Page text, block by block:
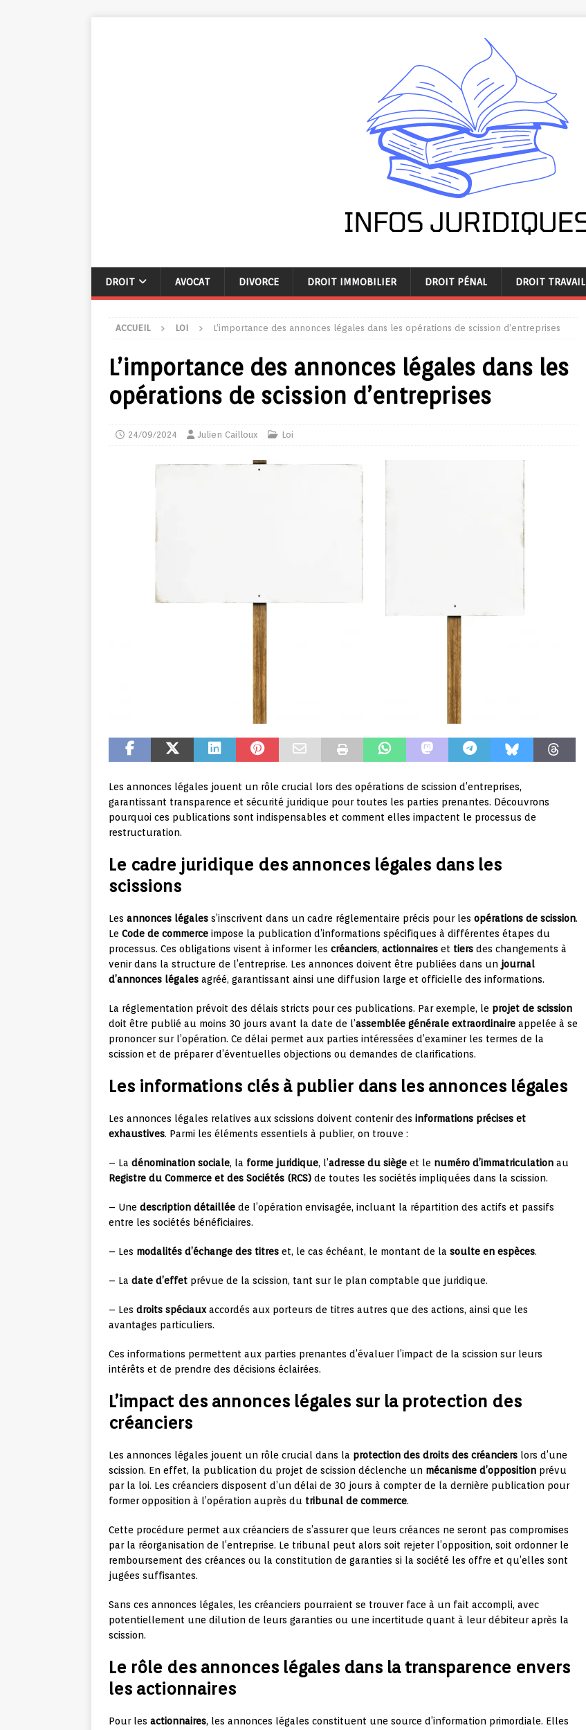
DROIT AVOCAT DIVORCE DROIT IMMOBILIER DROIT PÉNAL DROIT TRAVAIL
ACCUEIL LOI L’importance des annonces légales dans les opérations de scission d’entreprises
L’importance des annonces légales dans les
opérations de scission d’entreprises
24/09/2024 Julien Cailloux Loi
Les annonces légales jouent un rôle crucial lors des opérations de scission d’entreprises,
garantissant transparence et sécurité juridique pour toutes les parties prenantes. Découvrons
pourquoi ces publications sont indispensables et comment elles impactent le processus de
restructuration.
Le cadre juridique des annonces légales dans les
scissions
Les annonces légales s’inscrivent dans un cadre réglementaire précis pour les opérations de scission.
Le Code de commerce impose la publication d’informations spécifiques à différentes étapes du
processus. Ces obligations visent à informer les créanciers, actionnaires et tiers des changements à
venir dans la structure de l’entreprise. Les annonces doivent être publiées dans un journal
d’annonces légales agréé, garantissant ainsi une diffusion large et officielle des informations.
La réglementation prévoit des délais stricts pour ces publications. Par exemple, le projet de scission
doit être publié au moins 30 jours avant la date de l’assemblée générale extraordinaire appelée à se
prononcer sur l’opération. Ce délai permet aux parties intéressées d’examiner les termes de la
scission et de préparer d’éventuelles objections ou demandes de clarifications.
Les informations clés à publier dans les annonces légales
Les annonces légales relatives aux scissions doivent contenir des informations précises et
exhaustives. Parmi les éléments essentiels à publier, on trouve :
– La dénomination sociale, la forme juridique, l’adresse du siège et le numéro d’immatriculation au
Registre du Commerce et des Sociétés (RCS) de toutes les sociétés impliquées dans la scission.
– Une description détaillée de l’opération envisagée, incluant la répartition des actifs et passifs
entre les sociétés bénéficiaires.
– Les modalités d’échange des titres et, le cas échéant, le montant de la soulte en espèces.
– La date d’effet prévue de la scission, tant sur le plan comptable que juridique.
– Les droits spéciauxaccordés aux porteurs de titres autres que des actions, ainsi que les
avantages particuliers.
Ces informations permettent aux parties prenantes d’évaluer l’impact de la scission sur leurs
intérêts et de prendre des décisions éclairées.
L’impact des annonces légales sur la protection des
créanciers
Les annonces légales jouent un rôle crucial dans la protection des droits des créanciers lors d’une
scission. En effet, la publication du projet de scission déclenche un mécanisme d’opposition prévu
par la loi. Les créanciers disposent d’un délai de 30 jours à compter de la dernière publication pour
former opposition à l’opération auprès du tribunal de commerce.
Cette procédure permet aux créanciers de s’assurer que leurs créances ne seront pas compromises
par la réorganisation de l’entreprise. Le tribunal peut alors soit rejeter l’opposition, soit ordonner le
remboursement des créances ou la constitution de garanties si la société les offre et qu’elles sont
jugées suffisantes.
Sans ces annonces légales, les créanciers pourraient se trouver face à un fait accompli, avec
potentiellement une dilution de leurs garanties ou une incertitude quant à leur débiteur après la
scission.
Le rôle des annonces légales dans la transparence envers
les actionnaires
Pour les actionnaires, les annonces légales constituent une source d’information primordiale. Elles